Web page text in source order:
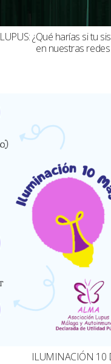
¿Qué harías si tu
en nuestras
ILUMINACIÓN 10